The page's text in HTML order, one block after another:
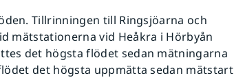
Tillrinningen till Ringsjöarna och
mätstationerna vid Heåkra i Hörbyån
det högsta flödet sedan mätningarna
det högsta uppmätta sedan mätstart